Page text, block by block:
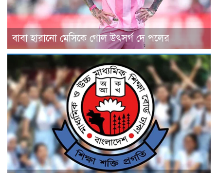
বাবা হারানো মেসিকে গোল উৎসর্গ দে পলের